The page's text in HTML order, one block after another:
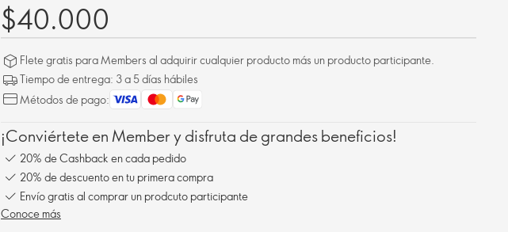
$40.000
Flete gratis para Members al adquirir cualquier producto más un producto participante.
Tiempo de entrega: 3 a 5 días hábiles
Métodos de pago:
¡Conviértete en Member y disfruta de grandes beneficios!
20% de Cashback en cada pedido
20% de descuento en tu primera compra
Envío gratis al comprar un prodcuto participante
Conoce más